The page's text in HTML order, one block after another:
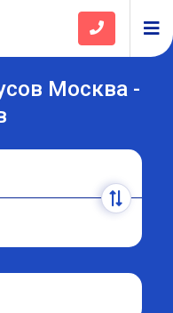
Москва -